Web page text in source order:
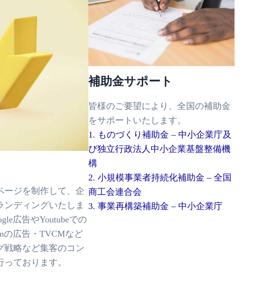
ージを制作して、企
ンディングいたしま
広告やYoutubeでの
の広告・TVCMなど
戦略など集客のコン
ております。
補助金サポート
皆様のご要望により、全国の補助金
をサポートいたします。
1. ものづくり補助金 – 中小企業庁及
び独立行政法人中小企業基盤整備機
構
2. 小規模事業者持続化補助金 – 全国
商工会連合会
3. 事業再構築補助金 – 中小企業庁